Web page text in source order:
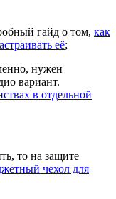
гайд о том, как
её;
нужен
вариант.
в отдельной
то на защите
чехол для